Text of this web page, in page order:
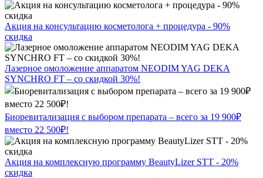
Акция на консультацию косметолога + процедура - 90%
скидка
Лазерное омоложение аппаратом NEODIM YAG DEKA
SYNCHRO FT – со скидкой 30%!
Биоревитализация с выбором препарата – всего за 19 900₽
вместо 22 500₽!
Акция на комплексную программу BeautyLizer STT - 20%
скидка